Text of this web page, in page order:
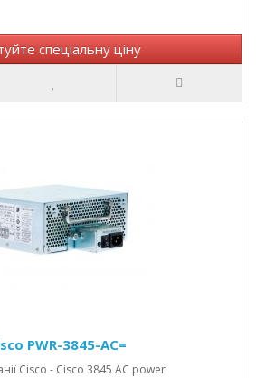
спеціальну ціну
PWR-3845-AC=
Cisco - Cisco 3845 AC power